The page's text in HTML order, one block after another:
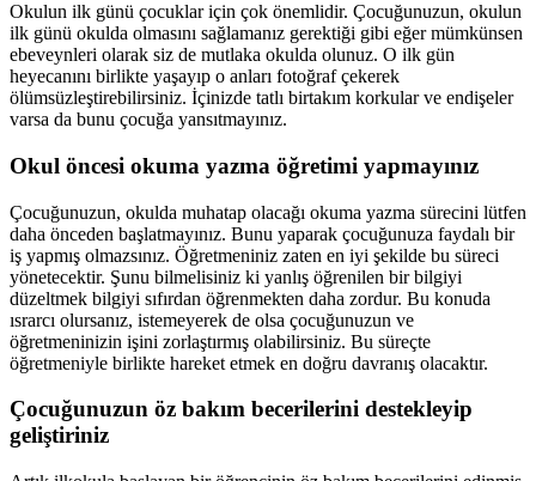
Okulun ilk günü çocuklar için çok önemlidir. Çocuğunuzun, okulun
ilk günü okulda olmasını sağlamanız gerektiği gibi eğer mümkünsen
ebeveynleri olarak siz de mutlaka okulda olunuz. O ilk gün
heyecanını birlikte yaşayıp o anları fotoğraf çekerek
ölümsüzleştirebilirsiniz. İçinizde tatlı birtakım korkular ve endişeler
varsa da bunu çocuğa yansıtmayınız.
Okul öncesi okuma yazma öğretimi yapmayınız
Çocuğunuzun, okulda muhatap olacağı okuma yazma sürecini lütfen
daha önceden başlatmayınız. Bunu yaparak çocuğunuza faydalı bir
iş yapmış olmazsınız. Öğretmeniniz zaten en iyi şekilde bu süreci
yönetecektir. Şunu bilmelisiniz ki yanlış öğrenilen bir bilgiyi
düzeltmek bilgiyi sıfırdan öğrenmekten daha zordur. Bu konuda
ısrarcı olursanız, istemeyerek de olsa çocuğunuzun ve
öğretmeninizin işini zorlaştırmış olabilirsiniz. Bu süreçte
öğretmeniyle birlikte hareket etmek en doğru davranış olacaktır.
Çocuğunuzun öz bakım becerilerini destekleyip
geliştiriniz